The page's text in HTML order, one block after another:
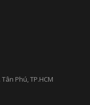
Phú, TP.HCM